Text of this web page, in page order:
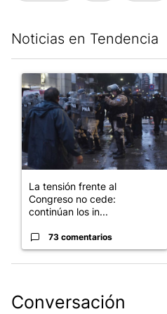
Noticias en Tendencia
Un artículo de tendencia con
La tensión frente al
Congreso no cede:
continúan los in...
73 comentarios
Conversación